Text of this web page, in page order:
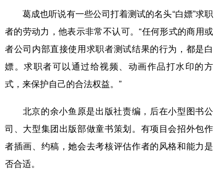
葛成也听说有一些公司打着测试的名头“白嫖”求职
者的劳动力，他表示非常不认可。“任何形式的商用或
者公司内部直接使用求职者测试结果的行为，都是白
嫖。求职者可以通过给视频、动画作品打水印的方
式，来保护自己的合法权益。”
北京的余小鱼原是出版社责编，后在小型图书公
司、大型集团出版部做童书策划。有项目会招外包作
者插画、约稿，她会去考核评估作者的风格和能力是
否合适。